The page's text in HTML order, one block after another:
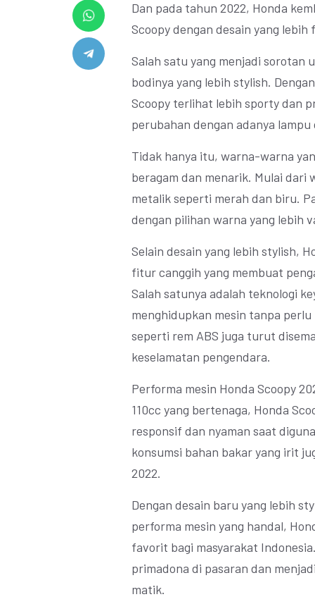
Dan pada tahun 2022, Honda
Scoopy dengan desain yang
Salah satu yang menjadi sorotan
bodinya yang lebih stylish.
Scoopy terlihat lebih sporty dan
perubahan dengan adanya
Tidak hanya itu, warna-warna
beragam dan menarik. Mulai
metalik seperti merah dan biru.
dengan pilihan warna yang lebih
Selain desain yang lebih stylish,
fitur canggih yang membuat
Salah satunya adalah teknologi
menghidupkan mesin tanpa
seperti rem ABS juga turut
keselamatan pengendara.
Performa mesin Honda Scoopy
110cc yang bertenaga, Honda
responsif dan nyaman saat
konsumsi bahan bakar yang irit
2022.
Dengan desain baru yang lebih
performa mesin yang handal,
favorit bagi masyarakat
primadona di pasaran dan
matik.